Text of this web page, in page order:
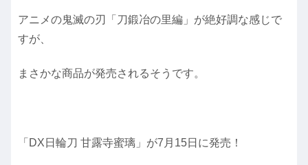
アニメの鬼滅の刃「刀鍛冶の里編」が絶好調な感じで
すが、
まさかな商品が発売されるそうです。
「DX日輪刀 甘露寺蜜璃」が7月15日に発売！